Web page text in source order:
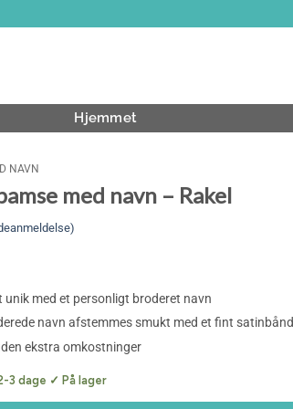
Hjemmet
NAVN
med navn – Rakel
unik med et personligt broderet navn
navn afstemmes smukt med et fint satinbånd
ekstra omkostninger
3 dage ✓ På lager